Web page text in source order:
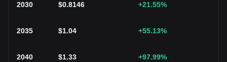
2030 $0.8146 +21.55%
2035 $1.04 +55.13%
2040 $1.33 +97.99%